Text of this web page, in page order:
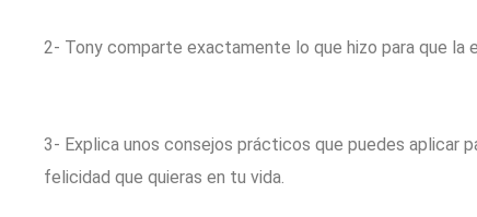
2- Tony comparte exactamente lo que hizo para que la
3- Explica unos consejos prácticos que puedes aplicar
felicidad que quieras en tu vida.